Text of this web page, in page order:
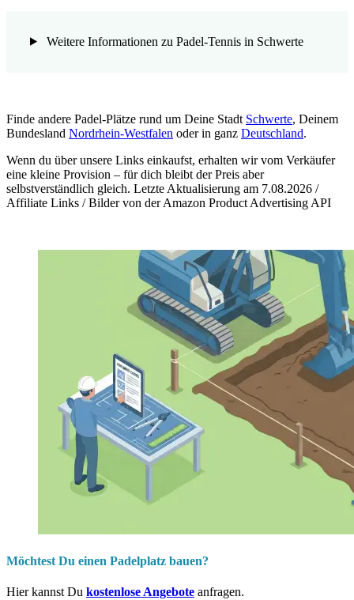
Weitere Informationen zu Padel-Tennis in Schwerte
Finde andere Padel-Plätze rund um Deine Stadt Schwerte, Deinem
Bundesland Nordrhein-Westfalen oder in ganz Deutschland.
Wenn du über unsere Links einkaufst, erhalten wir vom Verkäufer
eine kleine Provision – für dich bleibt der Preis aber
selbstverständlich gleich. Letzte Aktualisierung am 7.08.2026 /
Affiliate Links / Bilder von der Amazon Product Advertising API
Möchtest Du einen Padelplatz bauen?
Hier kannst Du kostenlose Angebote anfragen.